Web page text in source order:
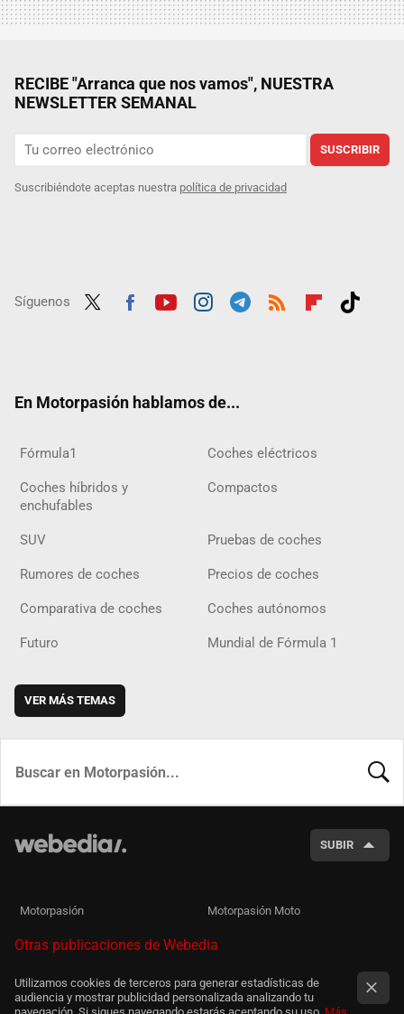
RECIBE "Arranca que nos vamos", NUESTRA
NEWSLETTER SEMANAL
SUSCRIBIR
Suscribiéndote aceptas nuestra política de privacidad
Síguenos
En Motorpasión hablamos de...
Fórmula1 Coches eléctricos
Coches híbridos y
enchufables
Compactos
SUV Pruebas de coches
Rumores de coches Precios de coches
Comparativa de coches Coches autónomos
Futuro Mundial de Fórmula 1
VER MÁS TEMAS
SUBIR
Motorpasión Motorpasión Moto
Otras publicaciones de Webedia
Utilizamos cookies de terceros para generar estadísticas de
audiencia y mostrar publicidad personalizada analizando tu